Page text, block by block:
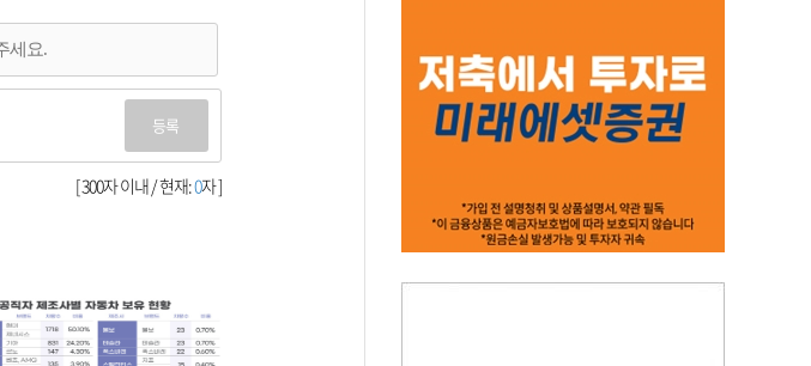
등록
[ 300자 이내 / 현재:0자 ]